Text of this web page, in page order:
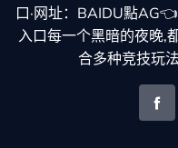
口·网址：BAIDU點
入口每一个黑暗的夜晚,
合多种竞技玩